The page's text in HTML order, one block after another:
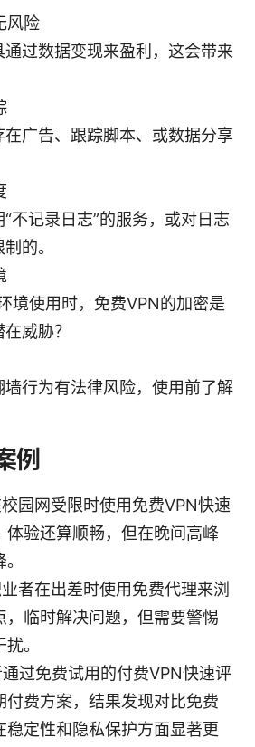
风险
通过数据变现来盈利，这会带来
在广告、跟踪脚本、或数据分享
不记录日志”的服务，或对日志
的。
境使用时，免费VPN的加密是
威胁？
墙行为有法律风险，使用前了解
例
园网受限时使用免费VPN快速
体验还算顺畅，但在晚间高峰
者在出差时使用免费代理来浏
，临时解决问题，但需要警惕
。
过免费试用的付费VPN快速评
付费方案，结果发现对比免费
稳定性和隐私保护方面显著更